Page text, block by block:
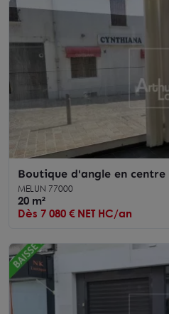
Boutique d'angle en centre
MELUN 77000
20 m²
Dès 7 080 € NET HC/an